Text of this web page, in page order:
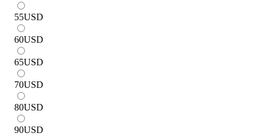
55USD
60USD
65USD
70USD
80USD
90USD